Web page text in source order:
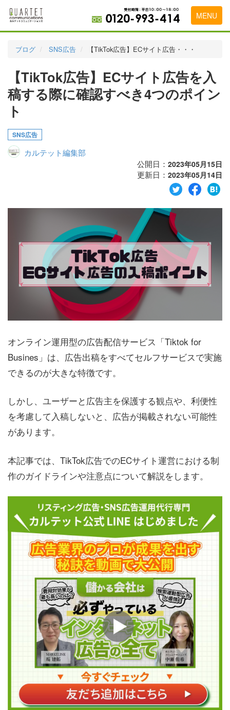
MENU
実績・お客様の声
初めて導入をお考えの方
広告代理店・HP制作会社様へ
お問い合わせ
ブログ SNS広告 【TikTok広告】ECサイト広告・・・
【TikTok広告】ECサイト広告を入
稿する際に確認すべき4つのポイン
ト
SNS広告
カルテット編集部
公開日： 2023年05月15日
更新日： 2023年05月14日
オンライン運用型の広告配信サービス「Tiktok for
Busines」は、広告出稿をすべてセルフサービスで実施
できるのが大きな特徴です。
しかし、ユーザーと広告主を保護する観点や、利便性
を考慮して入稿しないと、広告が掲載されない可能性
があります。
本記事では、TikTok広告でのECサイト運営における制
作のガイドラインや注意点について解説をします。